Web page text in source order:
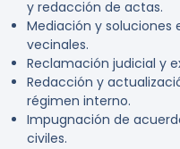
y redacción de actas.
Mediación y soluciones
vecinales.
Reclamación judicial y
Redacción y
régimen interno.
Impugnación de
civiles.